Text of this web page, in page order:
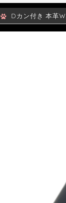
Dカン付き 本革